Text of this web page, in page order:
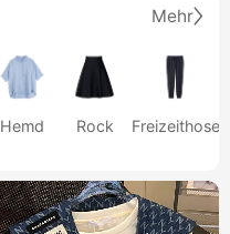
Mehr
Hemd Rock Freizeithose